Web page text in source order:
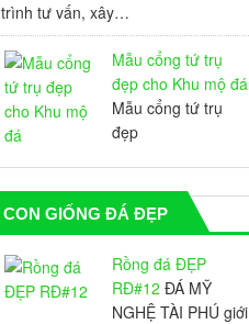
trình tư vấn, xây…
Mẫu cổng tứ trụ
đẹp cho Khu mộ đá
Mẫu cổng tứ trụ
đẹp
CON GIỐNG ĐÁ ĐẸP
Rồng đá ĐẸP
RĐ#12 ĐÁ MỸ
NGHỆ TÀI PHÚ giới